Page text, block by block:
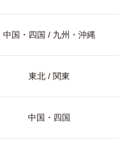
中国・四国 / 九州・沖縄
東北 / 関東
中国・四国